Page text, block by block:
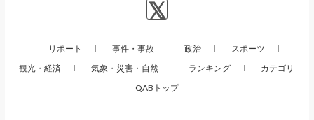
リポート 事件・事故 政治
スポーツ
観光・経済
気象・災害・自然 ランキング
カテゴリ
QABトップ